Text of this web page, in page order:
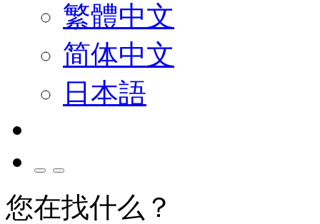
繁體中文
简体中文
日本語
您在找什么？